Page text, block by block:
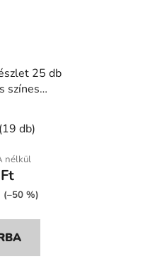
25 db
színes
(19 db)
nélkül
(–50 %)